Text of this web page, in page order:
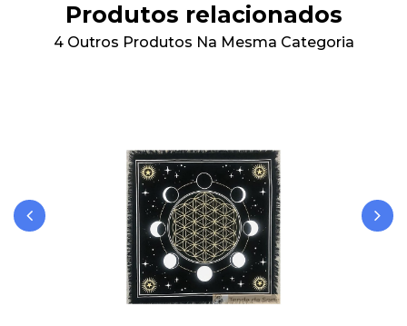
Produtos relacionados
4 Outros Produtos Na Mesma Categoria